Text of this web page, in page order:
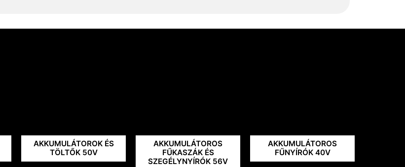
AKKUMULÁTOROK ÉS
TÖLTŐK 50V
AKKUMULÁTOROS
FŰKASZÁK ÉS
SZEGÉLYNYÍRÓK 56V
AKKUMULÁTOROS
FŰNYÍRÓK 40V